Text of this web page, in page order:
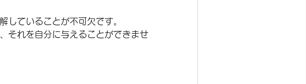
していることが不可欠です。
それを自分に与えることができませ